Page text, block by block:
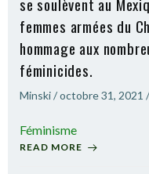
femmes armées du
hommage aux
féminicides.
Minski/octobre 31, 2021 /
Féminisme
READ MORE